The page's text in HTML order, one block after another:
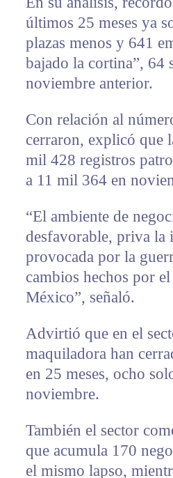
últimos 25 meses ya
plazas menos y 641
bajado la cortina”, 64
noviembre anterior.
Con relación al
cerraron, explicó que
mil 428 registros
a 11 mil 364 en
“El ambiente de
desfavorable, priva la
provocada por la
cambios hechos por
México”, señaló.
Advirtió que en el
maquiladora han
en 25 meses, ocho
noviembre.
También el sector
que acumula 170
el mismo lapso,